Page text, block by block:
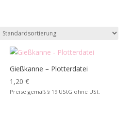
Gießkanne – Plotterdatei
1,20 €
Preise gemäß § 19 UStG ohne USt.